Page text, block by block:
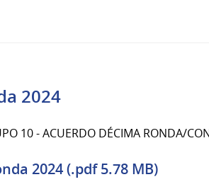
2024
10 - ACUERDO DÉCIMA RONDA/
2024 (.pdf 5.78 MB)